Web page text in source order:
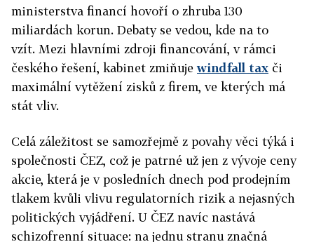
ministerstva financí hovoří o zhruba 130
miliardách korun. Debaty se vedou, kde na to
vzít. Mezi hlavními zdroji financování, v rámci
českého řešení, kabinet zmiňujewindfall tax či
maximální vytěžení zisků z firem, ve kterých má
stát vliv.
Celá záležitost se samozřejmě z povahy věci týká i
společnosti ČEZ, což je patrné už jen z vývoje ceny
akcie, která je v posledních dnech pod prodejním
tlakem kvůli vlivu regulatorních rizik a nejasných
politických vyjádření. U ČEZ navíc nastává
schizofrenní situace: na jednu stranu značná